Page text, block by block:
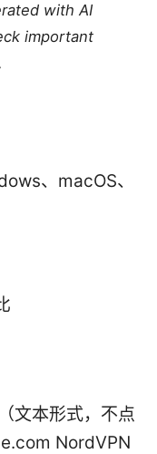
with AI
important
、macOS、
文本形式，不点
NordVPN